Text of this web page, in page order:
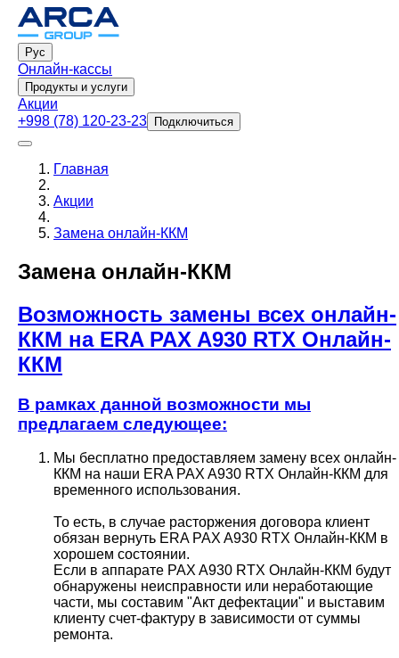
Рус
Онлайн-кассы
Продукты и услуги
Акции
+998 (78) 120-23-23
Подключиться
Главная
Акции
Замена онлайн-ККМ
Замена онлайн-ККМ
Возможность замены всех онлайн-
ККМ на ERA PAX A930 RTX Онлайн-
ККМ
В рамках данной возможности мы
предлагаем следующее:
Мы бесплатно предоставляем замену всех онлайн-
ККМ на наши ERA PAX A930 RTX Онлайн-ККМ для
временного использования.
То есть, в случае расторжения договора клиент
обязан вернуть ERA PAX A930 RTX Онлайн-ККМ в
хорошем состоянии.
Если в аппарате PAX A930 RTX Онлайн-ККМ будут
обнаружены неисправности или неработающие
части, мы составим "Акт дефектации" и выставим
клиенту счет-фактуру в зависимости от суммы
ремонта.